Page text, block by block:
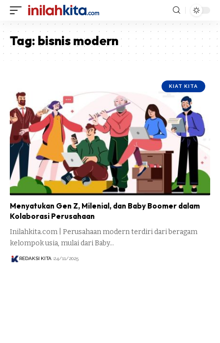
Tag: bisnis modern
KIAT KITA
Menyatukan Gen Z, Milenial, dan Baby Boomer dalam
Kolaborasi Perusahaan
Inilahkita.com | Perusahaan modern terdiri dari beragam
kelompok usia, mulai dari Baby…
REDAKSI KITA 24/11/2025